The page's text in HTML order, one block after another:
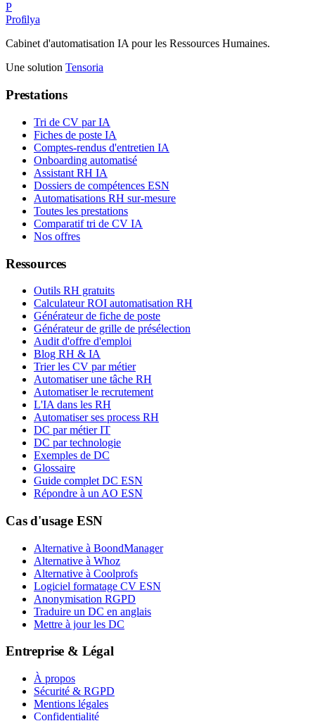
P
Profilya
Cabinet d'automatisation IA pour les Ressources Humaines.
Une solution Tensoria
Prestations
Tri de CV par IA
Fiches de poste IA
Comptes-rendus d'entretien IA
Onboarding automatisé
Assistant RH IA
Dossiers de compétences ESN
Automatisations RH sur-mesure
Toutes les prestations
Comparatif tri de CV IA
Nos offres
Ressources
Outils RH gratuits
Calculateur ROI automatisation RH
Générateur de fiche de poste
Générateur de grille de présélection
Audit d'offre d'emploi
Blog RH & IA
Trier les CV par métier
Automatiser une tâche RH
Automatiser le recrutement
L'IA dans les RH
Automatiser ses process RH
DC par métier IT
DC par technologie
Exemples de DC
Glossaire
Guide complet DC ESN
Répondre à un AO ESN
Cas d'usage ESN
Alternative à BoondManager
Alternative à Whoz
Alternative à Coolprofs
Logiciel formatage CV ESN
Anonymisation RGPD
Traduire un DC en anglais
Mettre à jour les DC
Entreprise & Légal
À propos
Sécurité & RGPD
Mentions légales
Confidentialité